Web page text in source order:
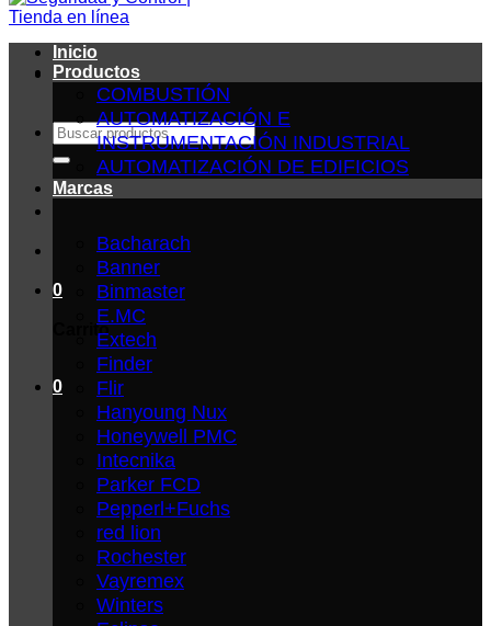
Buscar
por:
0
Carrito
0
Inicio
Productos
COMBUSTIÓN
AUTOMATIZACIÓN E
INSTRUMENTACIÓN INDUSTRIAL
AUTOMATIZACIÓN DE EDIFICIOS
Marcas
Bacharach
Banner
Binmaster
E.MC
Extech
Finder
Flir
Hanyoung Nux
Honeywell PMC
Intecnika
Parker FCD
Pepperl+Fuchs
red lion
Rochester
Vayremex
Winters